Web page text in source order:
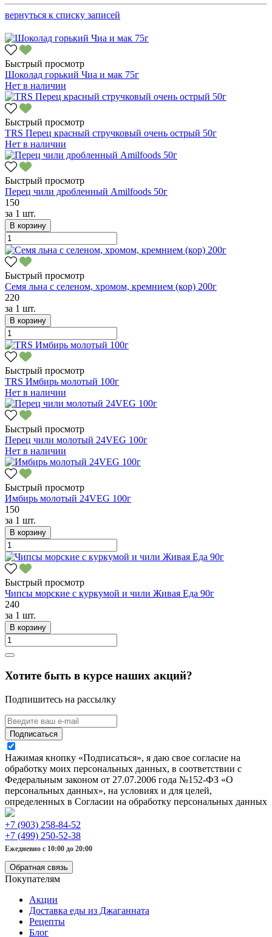
вернуться к списку записей
Быстрый просмотр
Шоколад горький Чиа и мак 75г
Нет в наличии
Быстрый просмотр
TRS Перец красный стручковый очень острый 50г
Нет в наличии
Быстрый просмотр
Перец чили дробленный Amilfoods 50г
150
за 1 шт.
В корзину
Быстрый просмотр
Семя льна с селеном, хромом, кремнием (кор) 200г
220
за 1 шт.
В корзину
Быстрый просмотр
TRS Имбирь молотый 100г
Нет в наличии
Быстрый просмотр
Перец чили молотый 24VEG 100г
Нет в наличии
Быстрый просмотр
Имбирь молотый 24VEG 100г
150
за 1 шт.
В корзину
Быстрый просмотр
Чипсы морские с куркумой и чили Живая Еда 90г
240
за 1 шт.
В корзину
Хотите быть в курсе наших акций?
Подпишитесь на рассылку
Подписаться
Нажимая кнопку «Подписаться», я даю свое согласие на
обработку моих персональных данных, в соответствии с
Федеральным законом от 27.07.2006 года №152-ФЗ «О
персональных данных», на условиях и для целей,
определенных в Согласии на обработку персональных данных
+7 (903) 258-84-52
+7 (499) 250-52-38
Ежедневно с 10:00 до 20:00
Обратная связь
Покупателям
Акции
Доставка еды из Джаганната
Рецепты
Блог